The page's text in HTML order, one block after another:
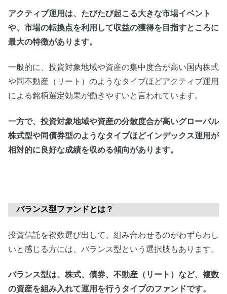
アクティブ運用は、たびたび起こる大きな市場イベント
や、市場の転換点を利用して収益の獲得を目指すところに
最大の特徴があります。
一般的に、投資対象地域や資産の集中度合が高い国内株式
や同不動産（リート）のようなタイプほどアクティブ運用
による銘柄選定効果が働きやすいと言われています。
一方で、投資対象地域や資産の分散度合が高いグローバル
株式型や同債券型のようなタイプほどインデックス運用が
相対的に良好な成績を収める傾向があります。
バランス型ファンドとは？
投資信託を複数選び出して、組み合わせるのがわずらわし
いと感じる方には、バランス型という選択肢もあります。
バランス型は、株式、債券、不動産（リート）など、複数
の資産を組み入れて運用を行うタイプのファンドです。